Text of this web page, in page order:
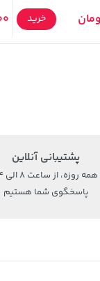
خرید
پشتیبانی آنلاین
همه
پاسخگوی شما هستیم